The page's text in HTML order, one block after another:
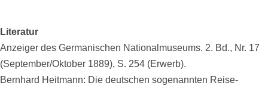
Literatur
Anzeiger des Germanischen Nationalmuseums. 2. Bd., Nr. 17
(September/Oktober 1889), S. 254 (Erwerb).
Bernhard Heitmann: Die deutschen sogenannten Reise-